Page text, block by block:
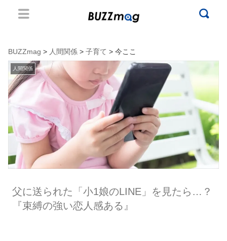
BUZZmag > 人間関係 > 子育て > 今ここ
人間関係
父に送られた「小1娘のLINE」を見たら…？
『束縛の強い恋人感ある』